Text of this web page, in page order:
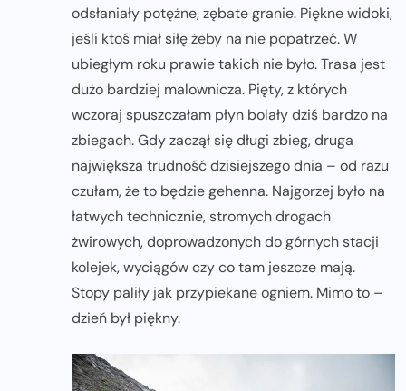
odsłaniały potężne, zębate granie. Piękne widoki,
jeśli ktoś miał siłę żeby na nie popatrzeć. W
ubiegłym roku prawie takich nie było. Trasa jest
dużo bardziej malownicza. Pięty, z których
wczoraj spuszczałam płyn bolały dziś bardzo na
zbiegach. Gdy zaczął się długi zbieg, druga
największa trudność dzisiejszego dnia – od razu
czułam, że to będzie gehenna. Najgorzej było na
łatwych technicznie, stromych drogach
żwirowych, doprowadzonych do górnych stacji
kolejek, wyciągów czy co tam jeszcze mają.
Stopy paliły jak przypiekane ogniem. Mimo to –
dzień był piękny.